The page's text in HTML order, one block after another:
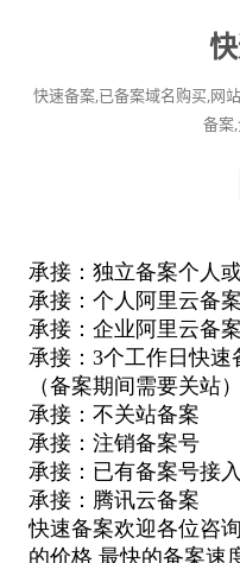
快速备案,已备案域名购买,网
备案